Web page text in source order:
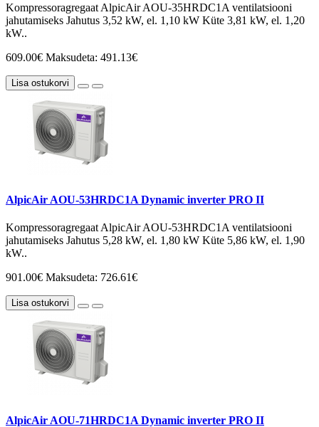
Kompressoragregaat AlpicAir AOU-35HRDC1A ventilatsiooni
jahutamiseks Jahutus 3,52 kW, el. 1,10 kW Küte 3,81 kW, el. 1,20
kW..
609.00€ Maksudeta: 491.13€
Lisa ostukorvi
AlpicAir AOU-53HRDC1A Dynamic inverter PRO II
Kompressoragregaat AlpicAir AOU-53HRDC1A ventilatsiooni
jahutamiseks Jahutus 5,28 kW, el. 1,80 kW Küte 5,86 kW, el. 1,90
kW..
901.00€ Maksudeta: 726.61€
Lisa ostukorvi
AlpicAir AOU-71HRDC1A Dynamic inverter PRO II